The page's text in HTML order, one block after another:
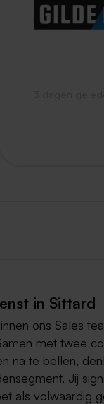
in Sittard
ons Sales
met twee
na te bellen,
Jij
als volwaardig